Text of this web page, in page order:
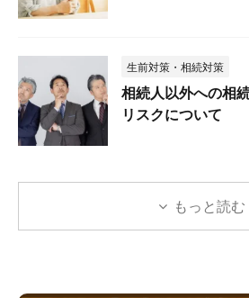
生前対策・相続対策
相続人以外への相
リスクについて
もっと読む